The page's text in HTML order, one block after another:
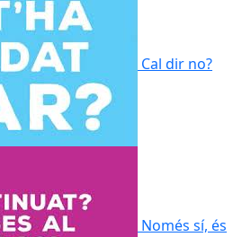
Cal dir no?
Només sí, és